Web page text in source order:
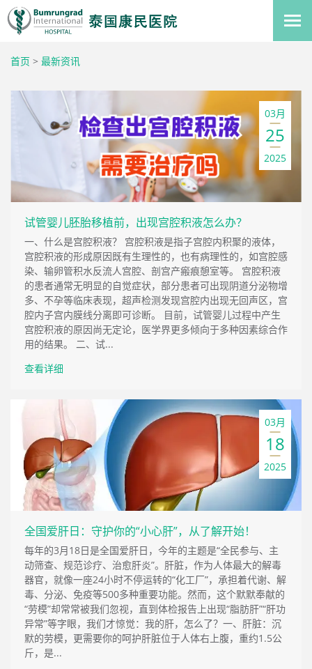
首页 > 最新资讯
03月
25
2025
试管婴儿胚胎移植前，出现宫腔积液怎么办？
一、什么是宫腔积液？ 宫腔积液是指子宫腔内积聚的液体，
宫腔积液的形成原因既有生理性的，也有病理性的，如宫腔感
染、输卵管积水反流人宫腔、剖宫产瘢痕憩室等。 宫腔积液
的患者通常无明显的自觉症状，部分患者可出现阴道分泌物增
多、不孕等临床表现，超声检测发现宫腔内出现无回声区，宫
腔内子宫内膜线分离即可诊断。 目前，试管婴儿过程中产生
宫腔积液的原因尚无定论，医学界更多倾向于多种因素综合作
用的结果。 二、试...
查看详细
03月
18
2025
全国爱肝日：守护你的“小心肝”，从了解开始！
每年的3月18日是全国爱肝日，今年的主题是“全民参与、主
动筛查、规范诊疗、治愈肝炎”。肝脏，作为人体最大的解毒
器官，就像一座24小时不停运转的“化工厂”，承担着代谢、解
毒、分泌、免疫等500多种重要功能。然而，这个默默奉献的
“劳模”却常常被我们忽视，直到体检报告上出现“脂肪肝”“肝功
异常”等字眼，我们才惊觉：我的肝，怎么了？一、肝脏：沉
默的劳模，更需要你的呵护肝脏位于人体右上腹，重约1.5公
斤，是...